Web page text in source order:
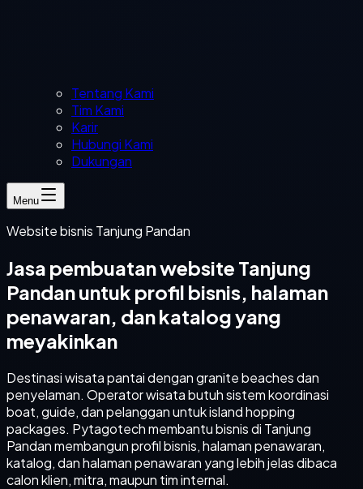
Tentang Kami
Tim Kami
Karir
Hubungi Kami
Dukungan
Menu
Website bisnis Tanjung Pandan
Jasa pembuatan website Tanjung
Pandan untuk profil bisnis, halaman
penawaran, dan katalog yang
meyakinkan
Destinasi wisata pantai dengan granite beaches dan
penyelaman. Operator wisata butuh sistem koordinasi
boat, guide, dan pelanggan untuk island hopping
packages. Pytagotech membantu bisnis di Tanjung
Pandan membangun profil bisnis, halaman penawaran,
katalog, dan halaman penawaran yang lebih jelas dibaca
calon klien, mitra, maupun tim internal.